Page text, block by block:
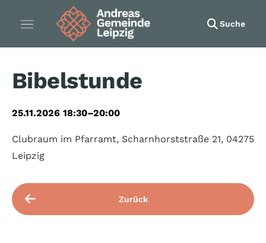
Suche
Bibelstunde
25.11.2026 18:30–20:00
Clubraum im Pfarramt, Scharnhorststraße 21, 04275
Leipzig
Zurück